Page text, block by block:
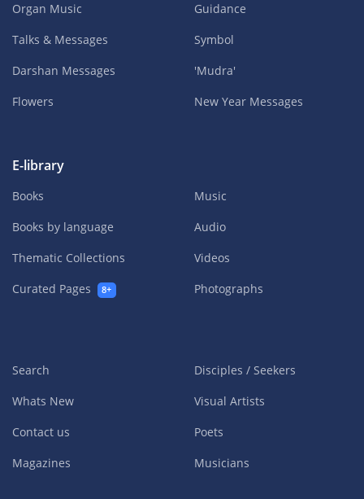
Organ Music
Talks & Messages
Darshan Messages
Flowers
Guidance
Symbol
'Mudra'
New Year Messages
E-library
Books
Books by language
Thematic Collections
Curated Pages
8+
Music
Audio
Videos
Photographs
Search
Whats New
Contact us
Magazines
Disciples / Seekers
Visual Artists
Poets
Musicians